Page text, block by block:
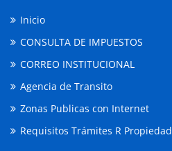
Inicio
CONSULTA DE IMPUESTOS
CORREO INSTITUCIONAL
Agencia de Transito
Zonas Publicas con Internet
Requisitos Trámites R Propiedad